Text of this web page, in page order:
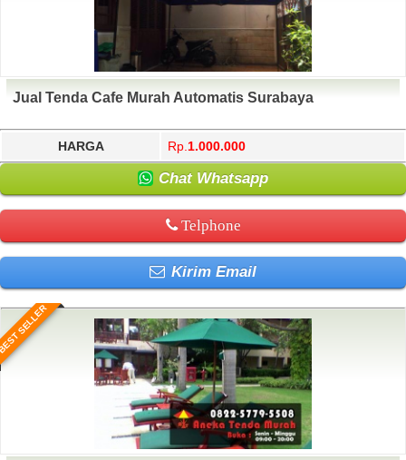
Jual Tenda Cafe Murah Automatis Surabaya
HARGA Rp. 1.000.000
Chat Whatsapp
Telphone
Kirim Email
SELLER